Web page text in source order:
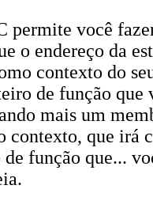
permite você
o endereço da
contexto do
de função que
mais um
contexto, que irá
função que...